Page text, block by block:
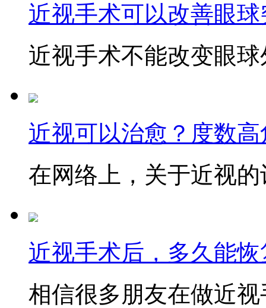
近视手术可以改善眼
近视手术不能改变眼
近视可以治愈？度数
在网络上，关于近视
近视手术后，多久能
相信很多朋友在做近